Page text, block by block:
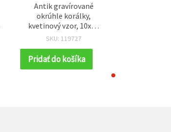
Antik gravírované
okrúhle korálky,
kvetinový vzor, 10x10
mm, dierka 2,5 mm,
SKU: 119727
Pridať do košíka